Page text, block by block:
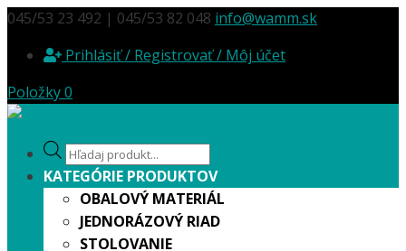
045/53 23 492 | 045/53 82 048 info@wamm.sk
Prihlásiť / Registrovať / Môj účet
Položky 0
Products
search
KATEGÓRIE PRODUKTOV
OBALOVÝ MATERIÁL
JEDNORÁZOVÝ RIAD
STOLOVANIE